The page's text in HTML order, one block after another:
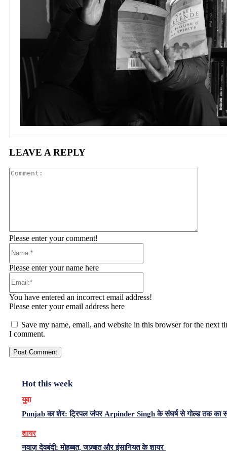
LEAVE A REPLY
Please enter your comment!
Please enter your name here
You have entered an incorrect email address!
Please enter your email address here
Save my name, email, and website in this browser for the next
I comment.
Hot this week
युवा
Punjab का शेर: ट्रिपल जंपर Arpinder Singh के संघर्ष से गोल्ड तक का
शायर
नवाज़ देवबंदी: मोहब्बत, जज़्बात और इंसानियत के शायर